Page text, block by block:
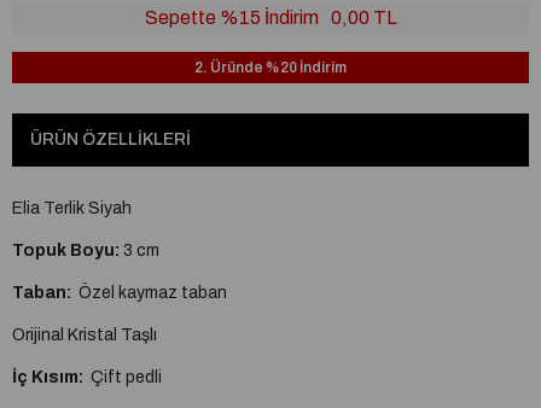
Sepette %15 İndirim 0,00 TL
2. Üründe %20 İndirim
ÜRÜN ÖZELLIKLERI
Elia Terlik Siyah
Topuk Boyu: 3 cm
Taban: Özel kaymaz taban
Orijinal Kristal Taşlı
İç Kısım: Çift pedli